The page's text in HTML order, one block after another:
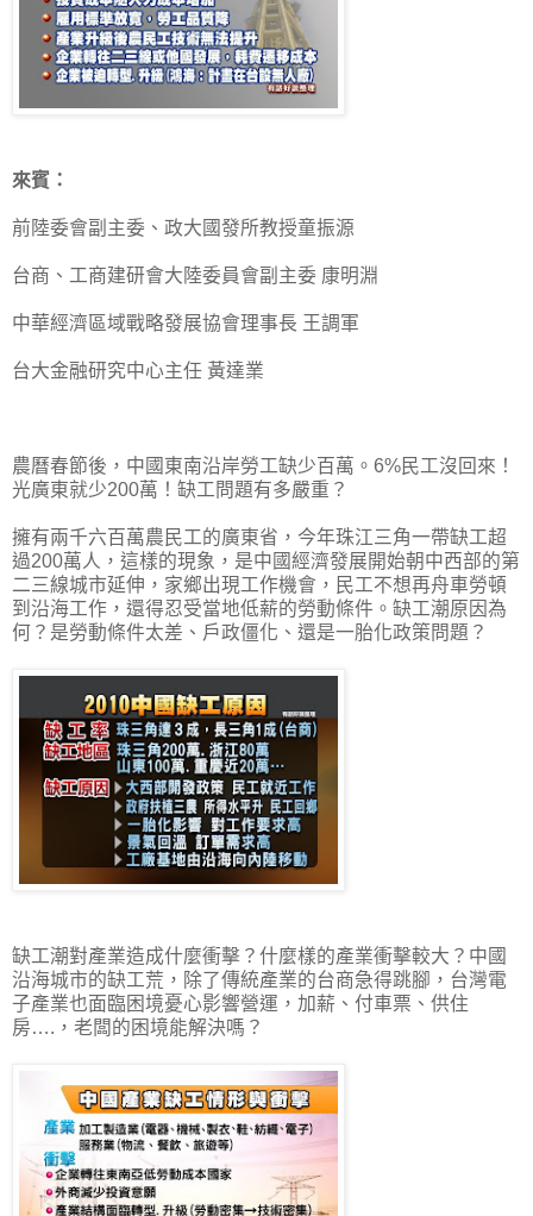
來賓：
前陸委會副主委、政大國發所教授童振源
台商、工商建研會大陸委員會副主委 康明淵
中華經濟區域戰略發展協會理事長 王調軍
台大金融研究中心主任 黃達業
農曆春節後，中國東南沿岸勞工缺少百萬。6%民工沒回來！
光廣東就少200萬！缺工問題有多嚴重？
擁有兩千六百萬農民工的廣東省，今年珠江三角一帶缺工超
過200萬人，這樣的現象，是中國經濟發展開始朝中西部的第
二三線城市延伸，家鄉出現工作機會，民工不想再舟車勞頓
到沿海工作，還得忍受當地低薪的勞動條件。缺工潮原因為
何？是勞動條件太差、戶政僵化、還是一胎化政策問題？
缺工潮對產業造成什麼衝擊？什麼樣的產業衝擊較大？中國
沿海城市的缺工荒，除了傳統產業的台商急得跳腳，台灣電
子產業也面臨困境憂心影響營運，加薪、付車票、供住
房….，老闆的困境能解決嗎？